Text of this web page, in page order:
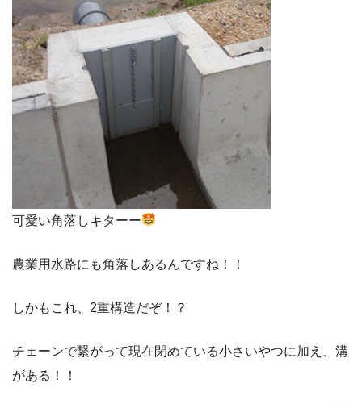
可愛い角落しキターー
農業用水路にも角落しあるんですね！！
しかもこれ、2重構造だぞ！？
チェーンで繋がって現在閉めている小さいやつに加え、溝
がある！！